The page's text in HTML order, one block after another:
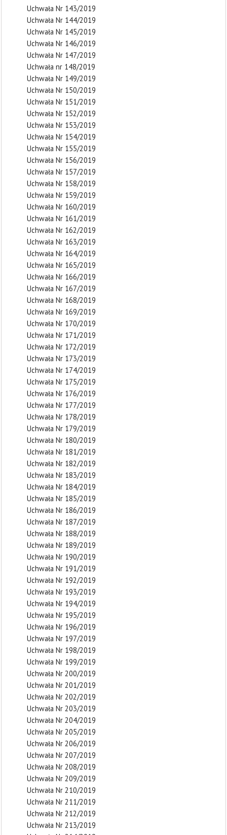
Uchwała Nr 143/2019
Uchwała Nr 144/2019
Uchwała Nr 145/2019
Uchwała Nr 146/2019
Uchwała Nr 147/2019
Uchwała nr 148/2019
Uchwała Nr 149/2019
Uchwała Nr 150/2019
Uchwała Nr 151/2019
Uchwała Nr 152/2019
Uchwała Nr 153/2019
Uchwała Nr 154/2019
Uchwała Nr 155/2019
Uchwała Nr 156/2019
Uchwała Nr 157/2019
Uchwała Nr 158/2019
Uchwała Nr 159/2019
Uchwała Nr 160/2019
Uchwała Nr 161/2019
Uchwała Nr 162/2019
Uchwała Nr 163/2019
Uchwała Nr 164/2019
Uchwała Nr 165/2019
Uchwała Nr 166/2019
Uchwała Nr 167/2019
Uchwała Nr 168/2019
Uchwała Nr 169/2019
Uchwała Nr 170/2019
Uchwała Nr 171/2019
Uchwała Nr 172/2019
Uchwała Nr 173/2019
Uchwała Nr 174/2019
Uchwała Nr 175/2019
Uchwała Nr 176/2019
Uchwała Nr 177/2019
Uchwała Nr 178/2019
Uchwała Nr 179/2019
Uchwała Nr 180/2019
Uchwała Nr 181/2019
Uchwała Nr 182/2019
Uchwała Nr 183/2019
Uchwała Nr 184/2019
Uchwała Nr 185/2019
Uchwała Nr 186/2019
Uchwała Nr 187/2019
Uchwała Nr 188/2019
Uchwała Nr 189/2019
Uchwała Nr 190/2019
Uchwała Nr 191/2019
Uchwała Nr 192/2019
Uchwała Nr 193/2019
Uchwała Nr 194/2019
Uchwała Nr 195/2019
Uchwała Nr 196/2019
Uchwała Nr 197/2019
Uchwała Nr 198/2019
Uchwała Nr 199/2019
Uchwała Nr 200/2019
Uchwała Nr 201/2019
Uchwała Nr 202/2019
Uchwała Nr 203/2019
Uchwała Nr 204/2019
Uchwała Nr 205/2019
Uchwała Nr 206/2019
Uchwała Nr 207/2019
Uchwała Nr 208/2019
Uchwała Nr 209/2019
Uchwała Nr 210/2019
Uchwała Nr 211/2019
Uchwała Nr 212/2019
Uchwała Nr 213/2019